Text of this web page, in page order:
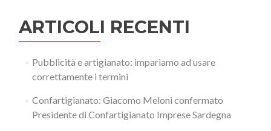
ARTICOLI RECENTI
Pubblicità e artigianato: impariamo ad usare
correttamente i termini
Confartigianato: Giacomo Meloni confermato
Presidente di Confartigianato Imprese Sardegna